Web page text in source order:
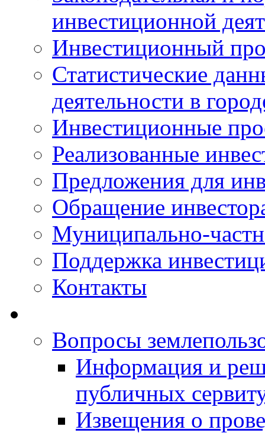
инвестиционной
Инвестиционный
Статистические
деятельности в
Инвестиционные
Реализованные
Предложения для
Обращение
Муниципально-
Поддержка
Контакты
Вопросы
Информация и
публичных
Извещения о